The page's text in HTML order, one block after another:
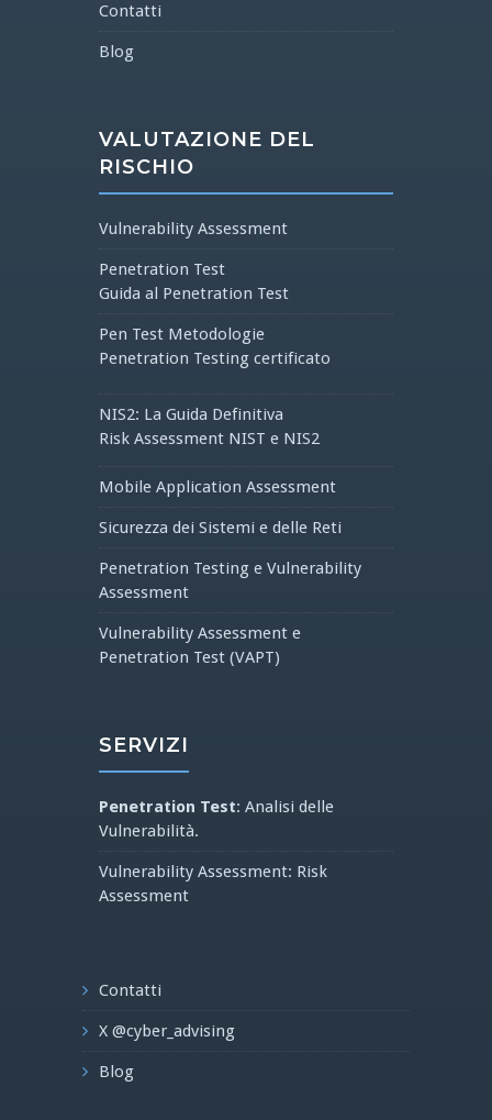
Contatti
Blog
VALUTAZIONE DEL
RISCHIO
Vulnerability Assessment
Penetration Test
Guida al Penetration Test
Pen Test Metodologie
Penetration Testing certificato
NIS2: La Guida Definitiva
Risk Assessment NIST e NIS2
Mobile Application Assessment
Sicurezza dei Sistemi e delle Reti
Penetration Testing e Vulnerability
Assessment
Vulnerability Assessment e
Penetration Test (VAPT)
SERVIZI
Penetration Test: Analisi delle
Vulnerabilità.
Vulnerability Assessment: Risk
Assessment
Contatti
X @cyber_advising
Blog